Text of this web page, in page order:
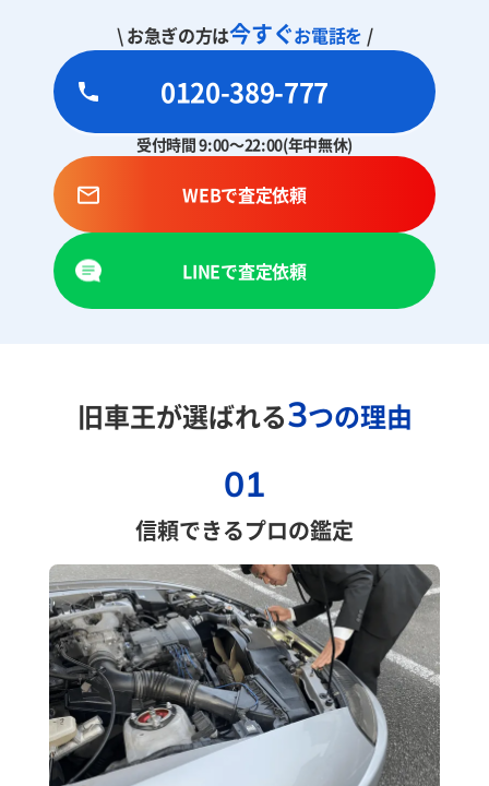
\ お急ぎの方は今すぐお電話を /
0120-389-777
受付時間 9:00～22:00(年中無休)
WEBで査定依頼
LINEで査定依頼
旧車王が選ばれる3つの理由
01
信頼できるプロの鑑定